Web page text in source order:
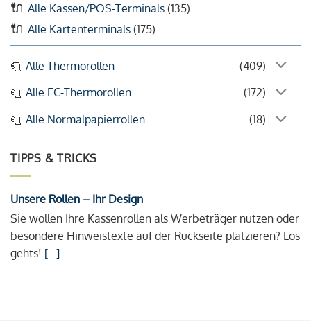
Alle Kassen/POS-Terminals (135)
Alle Kartenterminals (175)
Alle Thermorollen
(409)
Alle EC-Thermorollen
(172)
Alle Normalpapierrollen
(18)
TIPPS & TRICKS
Unsere Rollen – Ihr Design
Sie wollen Ihre Kassenrollen als Werbeträger nutzen oder
besondere Hinweistexte auf der Rückseite platzieren? Los
gehts! [...]